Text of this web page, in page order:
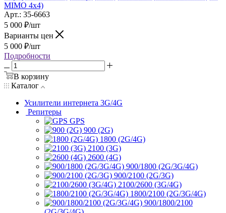
MIMO 4x4)
Арт.: 35-6663
5 000 ₽/шт
Варианты цен
5 000 ₽/шт
Подробности
В корзину
Каталог
Усилители интернета 3G/4G
Репитеры
GPS
900 (2G)
1800 (2G/4G)
2100 (3G)
2600 (4G)
900/1800 (2G/3G/4G)
900/2100 (2G/3G)
2100/2600 (3G/4G)
1800/2100 (2G/3G/4G)
900/1800/2100